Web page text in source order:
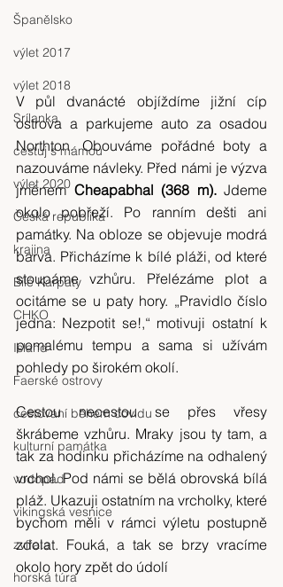
Španělsko
výlet 2017
výlet 2018
Srílanka
cestuj s mámou
výlet 2020
Česká republika
krajina
Bílé Karpaty
CHKO
Island
Faerské ostrovy
cestování během covidu
kulturní památka
vodopád
vikingská vesnice
zvířata
horská túra
V půl dvanácté objíždíme jižní cíp
ostrova a parkujeme auto za osadou
Northton. Obouváme pořádné boty a
nazouváme návleky. Před námi je výzva
jménem Cheapabhal (368 m). Jdeme
okolo pobřeží. Po ranním dešti ani
památky. Na obloze se objevuje modrá
barva. Přicházíme k bílé pláži, od které
stoupáme vzhůru. Přelézáme plot a
ocitáme se u paty hory. „Pravidlo číslo
jedna: Nezpotit se!,“ motivuji ostatní k
pomalému tempu a sama si užívám
pohledy po širokém okolí.
Cestou necestou se přes vřesy
škrábeme vzhůru. Mraky jsou ty tam, a
tak za hodinku přicházíme na odhalený
vrchol. Pod námi se bělá obrovská bílá
pláž. Ukazuji ostatním na vrcholky, které
bychom měli v rámci výletu postupně
zdolat. Fouká, a tak se brzy vracíme
okolo hory zpět do údolí